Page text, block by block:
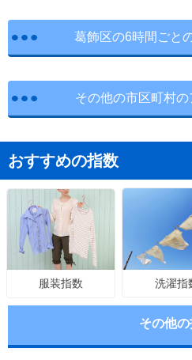
葛飾区の6時間ごと
その他の市区町村
おすすめの指数
服装指数 洗濯指
その他